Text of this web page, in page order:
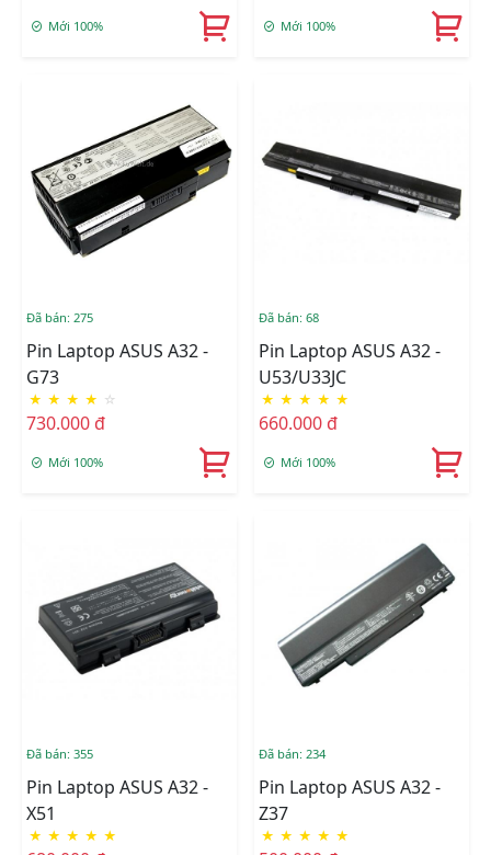
Mới 100% Mới 100%
Đã bán: 275
Pin Laptop ASUS A32 -
G73
★ ★ ★ ★ ☆
730.000 đ
Mới 100%
Đã bán: 68
Pin Laptop ASUS A32 -
U53/U33JC
★ ★ ★ ★ ★
660.000 đ
Mới 100%
Đã bán: 355
Pin Laptop ASUS A32 -
X51
★ ★ ★ ★ ★
Đã bán: 234
Pin Laptop ASUS A32 -
Z37
★ ★ ★ ★ ★